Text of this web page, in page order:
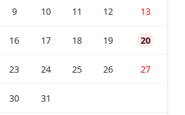
9 10 11 12 13
16 17 18 19 20
23 24 25 26 27
30 31